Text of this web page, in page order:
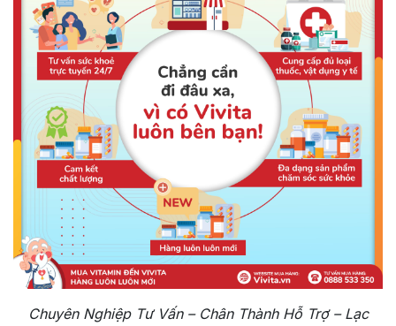
Chuyên Nghiệp Tư Vấn – Chân Thành Hỗ Trợ – Lạc